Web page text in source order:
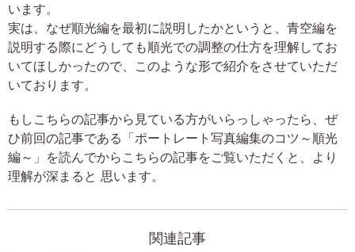
います。
実は、なぜ順光編を最初に説明したかというと、青空編を
説明する際にどうしても順光での調整の仕方を理解してお
いてほしかったので、このような形で紹介をさせていただ
いております。
もしこちらの記事から見ている方がいらっしゃったら、ぜ
ひ前回の記事である「ポートレート写真編集のコツ～順光
編～」を読んでからこちらの記事をご覧いただくと、より
理解が深まると 思います。
関連記事